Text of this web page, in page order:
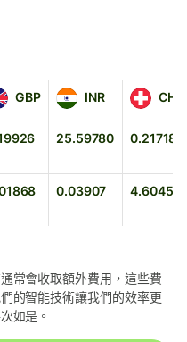
GBP INR
INR CHF
CHF
25.59780 0.21718
0.03907 4.60457
常會收取額外費用，這些費
的智能技術讓我們的效率更
如是。